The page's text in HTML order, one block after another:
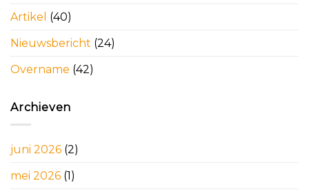
Artikel (40)
Nieuwsbericht (24)
Overname (42)
Archieven
juni 2026 (2)
mei 2026 (1)